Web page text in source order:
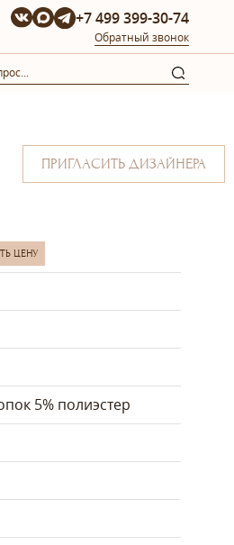
+7 499 399-30-74
Обратный звонок
ПРИГЛАСИТЬ ДИЗАЙНЕРА
ЦЕНУ
5% полиэстер